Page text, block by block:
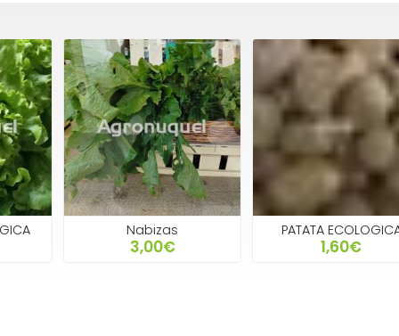
Nabizas PATATA ECOLOGICA